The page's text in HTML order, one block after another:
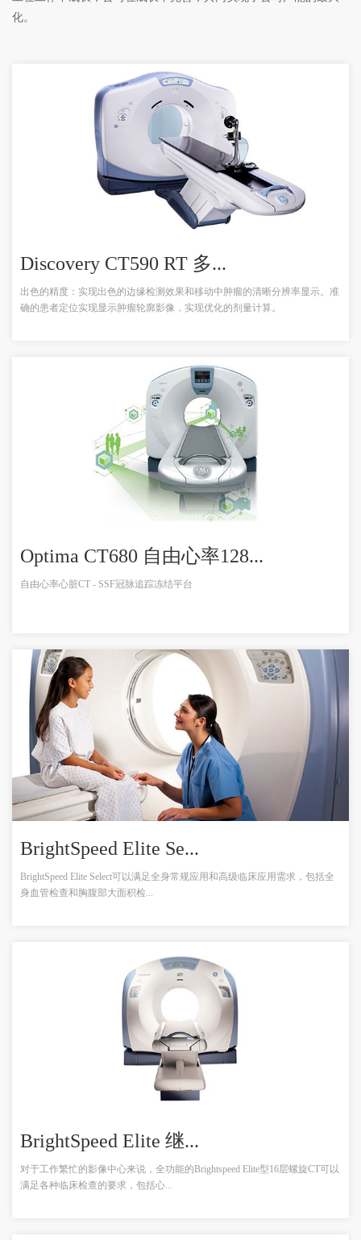
化。
Discovery CT590 RT 多...
出色的精度：实现出色的边缘检测效果和移动中肿瘤的清晰分辨率显示。准
确的患者定位实现显示肿瘤轮廓影像，实现优化的剂量计算。
Optima CT680 自由心率128...
自由心率心脏CT - SSF冠脉追踪冻结平台
BrightSpeed Elite Se...
BrightSpeed Elite Select可以满足全身常规应用和高级临床应用需求，包括全
身血管检查和胸腹部大面积检...
BrightSpeed Elite 继...
对于工作繁忙的影像中心来说，全功能的Brightspeed Elite型16层螺旋CT可以
满足各种临床检查的要求，包括心...